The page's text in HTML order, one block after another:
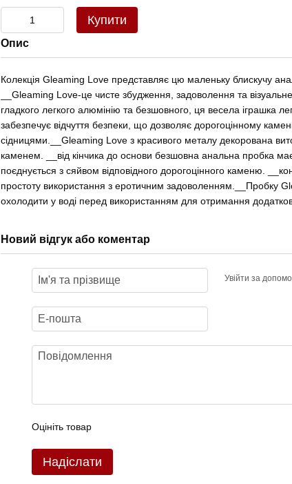
Купити
Опис
Колекція Gleaming Love представляє цю маленьку блискучу
__Gleaming Love-це чисте збудження, задоволення та
гладкого легкого алюмінію та безшовного, ця весела іграшка
забезпечує відчуття безпеки, що дозволяє дорогоцінному
сідницями.__Gleaming Love з красивого металу декорована
каменем. __від кінчика до основи безшовна анальна пробка
поєднується з сяйвом відповідного дорогоцінного каменю.
простоту використання з еротичним задоволенням.__Пробку
охолодити у воді перед використанням для отримання
Новий відгук або коментар
Увійти за
Оцініть товар
Надіслати